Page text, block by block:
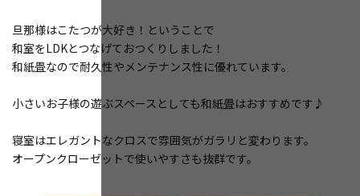
旦那様はこたつが大好き！ということで
和室をLDKとつなげておつくりしました！
和紙畳なので耐久性やメンテナンス性に優れています。
小さいお子様の遊ぶスペースとしても和紙畳はおすすめです♪
寝室はエレガントなクロスで雰囲気がガラリと変わります。
オープンクローゼットで使いやすさも抜群です。